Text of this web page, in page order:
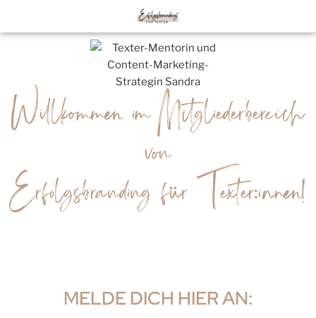
Willkommen im Mitgliederbereich
von
Erfolgsbranding für Texter:innen!
MELDE DICH HIER AN: